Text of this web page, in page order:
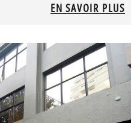
EN SAVOIR PLUS